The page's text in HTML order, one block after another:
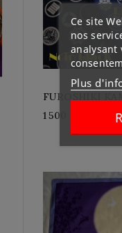
FUROSHIKI
1 500 ¥
Ce site
nos
analysant
Plus